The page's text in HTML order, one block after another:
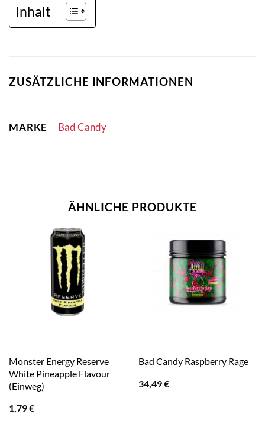
Inhalt
ZUSÄTZLICHE INFORMATIONEN
MARKE Bad Candy
ÄHNLICHE PRODUKTE
Monster Energy Reserve
White Pineapple Flavour
(Einweg)
1,79€
Bad Candy Raspberry Rage
34,49€